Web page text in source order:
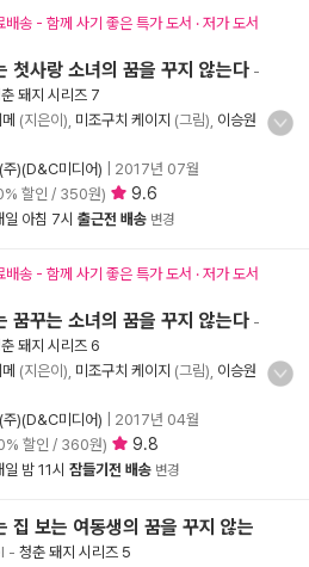
배송 - 함께 사기 좋은 특가 도서 · 저가 도서
첫사랑 소녀의 꿈을 꾸지 않는다 -
돼지 시리즈 7
(지은이), 미조구치 케이지 (그림), 이승원
주)(D&C미디어)
2017년 07월
할인 / 350원) 9.6
일 아침 7시 출근전 배송 변경
배송 - 함께 사기 좋은 특가 도서 · 저가 도서
꿈꾸는 소녀의 꿈을 꾸지 않는다 -
돼지 시리즈 6
(지은이), 미조구치 케이지 (그림), 이승원
주)(D&C미디어)
2017년 04월
할인 / 360원) 9.8
일 밤 11시 잠들기전 배송 변경
집 보는 여동생의 꿈을 꾸지 않는
- 청춘 돼지 시리즈 5